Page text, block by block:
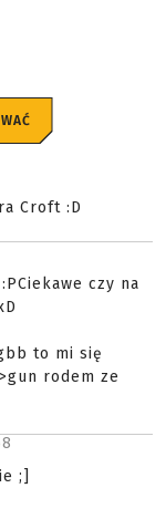
Croft :D
czy na
to mi się
rodem ze
;]